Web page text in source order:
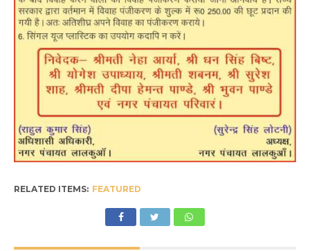
RELATED ITEMS: FEATURED